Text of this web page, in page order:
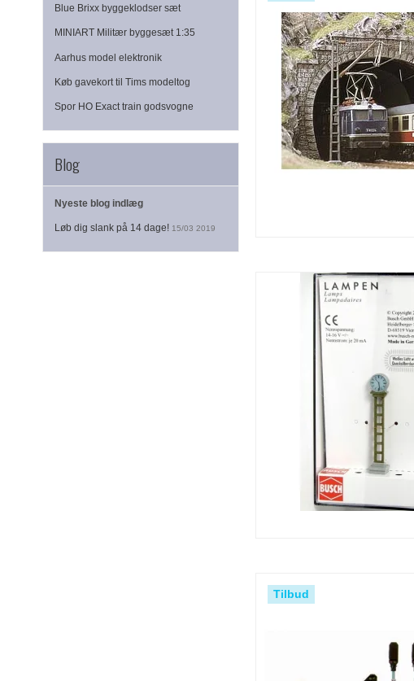
Blue Brixx byggeklodser sæt
MINIART Militær byggesæt 1:35
Aarhus model elektronik
Køb gavekort til Tims modeltog
Spor HO Exact train godsvogne
Blog
Nyeste blog indlæg
Løb dig slank på 14 dage! 15/03 2019
Tilbud